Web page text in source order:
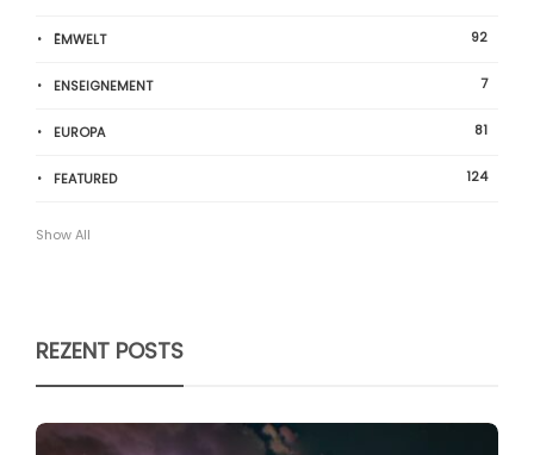
ËMWELT 92
ENSEIGNEMENT 7
EUROPA 81
FEATURED 124
Show All
REZENT POSTS